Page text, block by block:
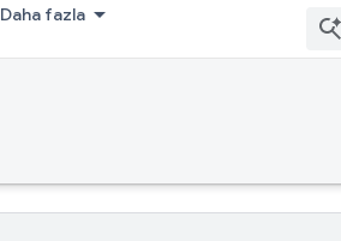
Daha fazla